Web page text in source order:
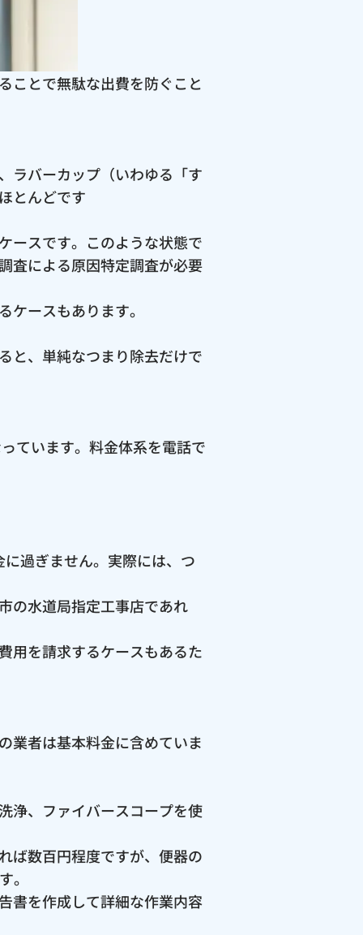
ことで無駄な出費を防ぐこと
ラバーカップ（いわゆる「す
とんどです
ースです。このような状態で
査による原因特定調査が必要
ースもあります。
と、単純なつまり除去だけで
ています。料金体系を電話で
過ぎません。実際には、つ
の水道局指定工事店であれ
用を請求するケースもあるた
業者は基本料金に含めていま
浄、ファイバースコープを使
ば数百円程度ですが、便器の
。
書を作成して詳細な作業内容